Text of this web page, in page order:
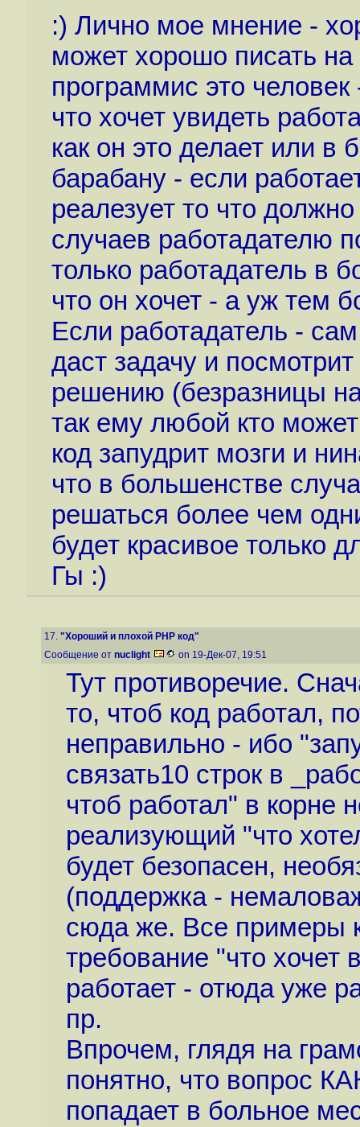
:) Лично мое мнение -
может хорошо писать
программис это
что хочет увидеть
как он это делает или в
барабану - если
реалезует то что
случаев работадателю
только работадатель в
что он хочет - а уж тем
Если работадатель -
даст задачу и
решению (безразницы
так ему любой кто
код запудрит мозги и
что в большенстве
решаться более чем
будет красивое только
Гы :)
17. "Хороший и плохой PHP код"
Сообщение от nuclight on 19-Дек-07, 19:51
Тут противоречие.
то, чтоб код работал,
неправильно - ибо
связать10 строк в
чтоб работал" в корне
реализующий "что
будет безопасен,
(поддержка -
сюда же. Все примеры
требование "что хочет
работает - отюда уже
пр.
Впрочем, глядя на
понятно, что вопрос
попадает в больное